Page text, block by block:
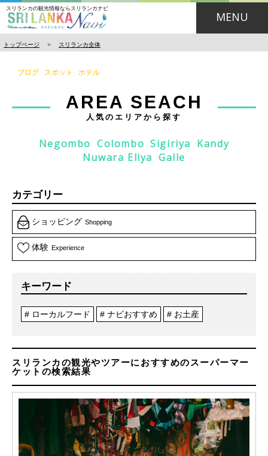
スリランカの観光情報ならスリランカナビ
MENU
トップページ > スリランカ全体
ブログ スポット ホテル
AREA SEACH
人気のエリアから探す
Negombo Colombo Sigiriya Kandy
Nuwara Eliya Galle
カテゴリー
ショッピング Shopping
体験 Experience
キーワード
ローカルフード ナビおすすめ お土産
スリランカの観光やツアーにおすすめのスーパーマー
ケットの検索結果